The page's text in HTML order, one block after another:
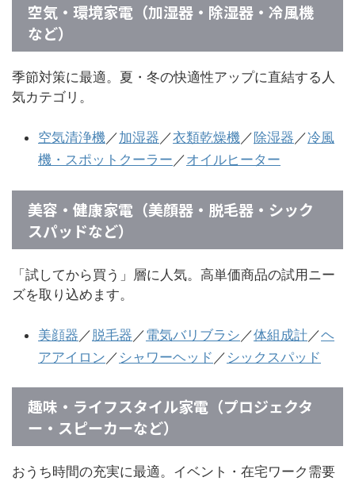
空気・環境家電（加湿器・除湿器・冷風機
など）
季節対策に最適。夏・冬の快適性アップに直結する人
気カテゴリ。
空気清浄機／加湿器 ／衣類乾燥機／ 除湿器 ／冷風
機・スポットクーラー ／オイルヒーター
美容・健康家電（美顔器・脱毛器・シック
スパッドなど）
「試してから買う」層に人気。高単価商品の試用ニー
ズを取り込めます。
美顔器 ／脱毛器 ／電気バリブラシ ／体組成計 ／ヘ
アアイロン ／ シャワーヘッド ／ シックスパッド
趣味・ライフスタイル家電（プロジェクタ
ー・スピーカーなど）
おうち時間の充実に最適。イベント・在宅ワーク需要